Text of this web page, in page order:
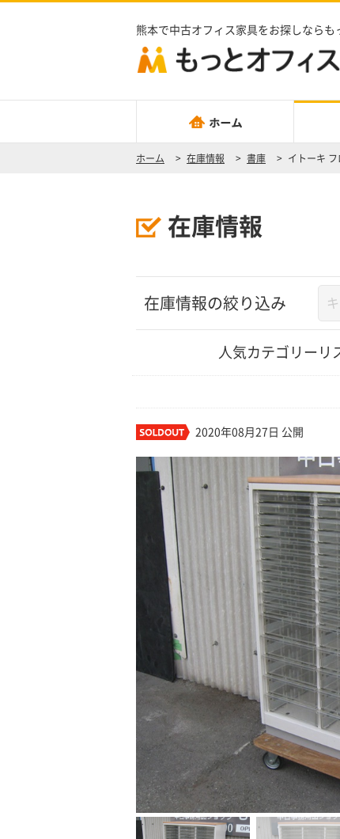
熊本で中古オフィス家具をお探しならも
ホーム > 在庫情報 > 書庫 > イトーキ フ
在庫情報
在庫情報の絞り込み
人気カテゴリーリ
2020年08月27日 公開